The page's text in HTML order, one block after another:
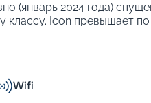
(январь 2024 года)
классу. Icon превышает
круизное судно. Его
5 610 человек.
Wifi